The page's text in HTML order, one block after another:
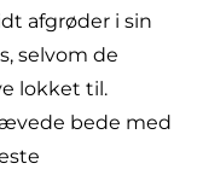
afgrøder i sin
selvom de
lokket til.
bede med